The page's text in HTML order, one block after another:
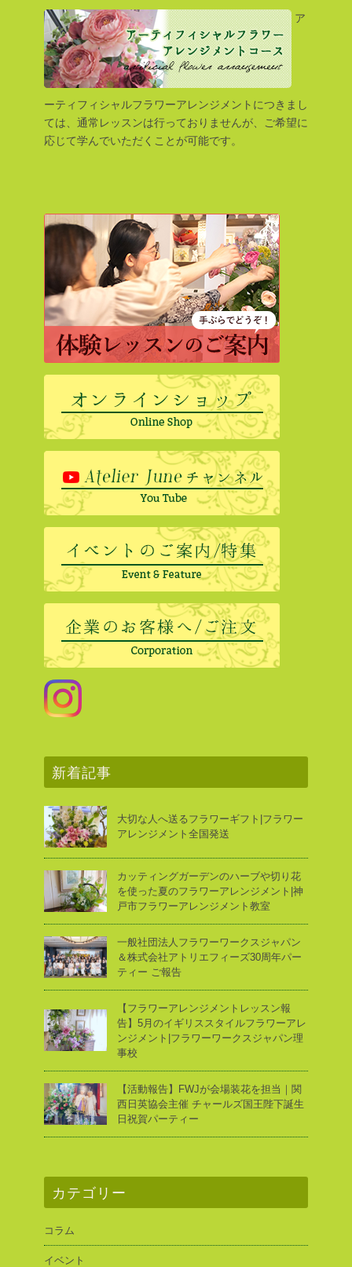
ア
ーティフィシャルフラワーアレンジメントにつきまし
ては、通常レッスンは行っておりませんが、ご希望に
応じて学んでいただくことが可能です。
新着記事
大切な人へ送るフラワーギフト|フラワー
アレンジメント全国発送
カッティングガーデンのハーブや切り花
を使った夏のフラワーアレンジメント|神
戸市フラワーアレンジメント教室
一般社団法人フラワーワークスジャパン
＆株式会社アトリエフィーズ30周年パー
ティー ご報告
【フラワーアレンジメントレッスン報
告】5月のイギリススタイルフラワーアレ
ンジメント|フラワーワークスジャパン理
事校
【活動報告】FWJが会場装花を担当｜関
西日英協会主催 チャールズ国王陛下誕生
日祝賀パーティー
カテゴリー
コラム
イベント